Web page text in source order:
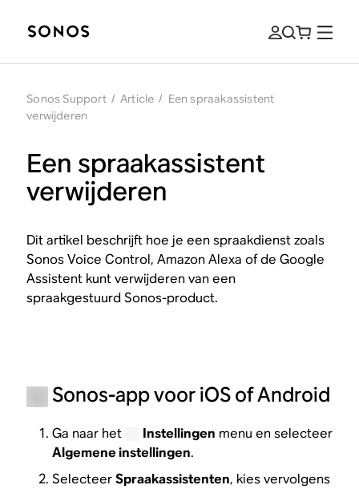
Sonos Support / Article / Een spraakassistent
verwijderen
Een spraakassistent
verwijderen
Dit artikel beschrijft hoe je een spraakdienst zoals
Sonos Voice Control, Amazon Alexa of de Google
Assistent kunt verwijderen van een
spraakgestuurd Sonos-product.
Sonos-app voor iOS of Android
Ga naar het Instellingen menu en selecteer
Algemene instellingen.
SelecteerSpraakassistenten, kies vervolgens